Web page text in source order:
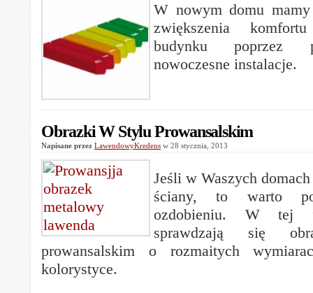
W nowym domu
zwiększenia
budynku poprzez
nowoczesne instalacje.
Obrazki W Stylu Prowansalskim
Napisane przez LawendowyKredens w 28 stycznia, 2013
Jeśli w Waszych
ściany, to warto
ozdobieniu. W tej
sprawdzają się
prowansalskim o rozmaitych
kolorystyce.